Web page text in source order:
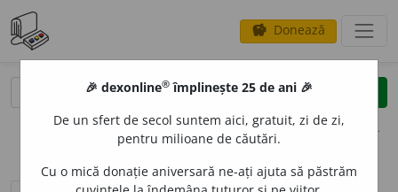
savings Donează
clear
opțiuni
🎉 dexonline® împlinește 25 de ani 🎉
De un sfert de secol suntem aici, gratuit, zi de zi,
pentru milioane de căutări.
Cu o mică donație aniversară ne-ați ajuta să păstrăm